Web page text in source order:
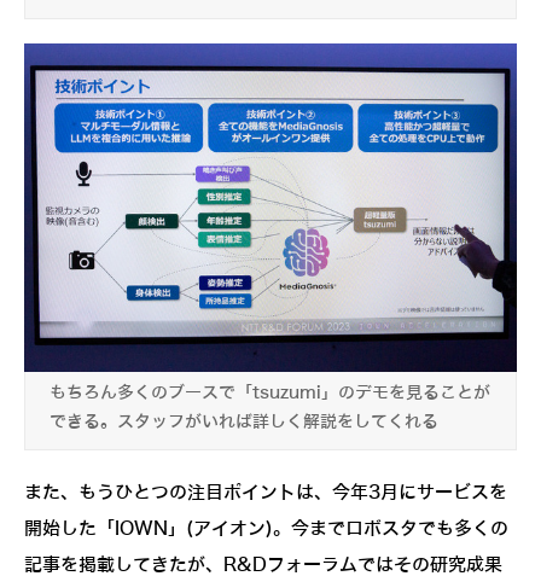
もちろん多くのブースで「tsuzumi」のデモを見ることが
できる。スタッフがいれば詳しく解説をしてくれる
また、もうひとつの注目ポイントは、今年3月にサービスを
開始した「IOWN」(アイオン)。今までロボスタでも多くの
記事を掲載してきたが、R&Dフォーラムではその研究成果